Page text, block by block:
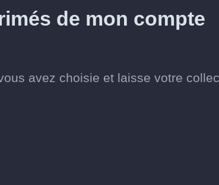
de mon compte
avez choisie et laisse votre